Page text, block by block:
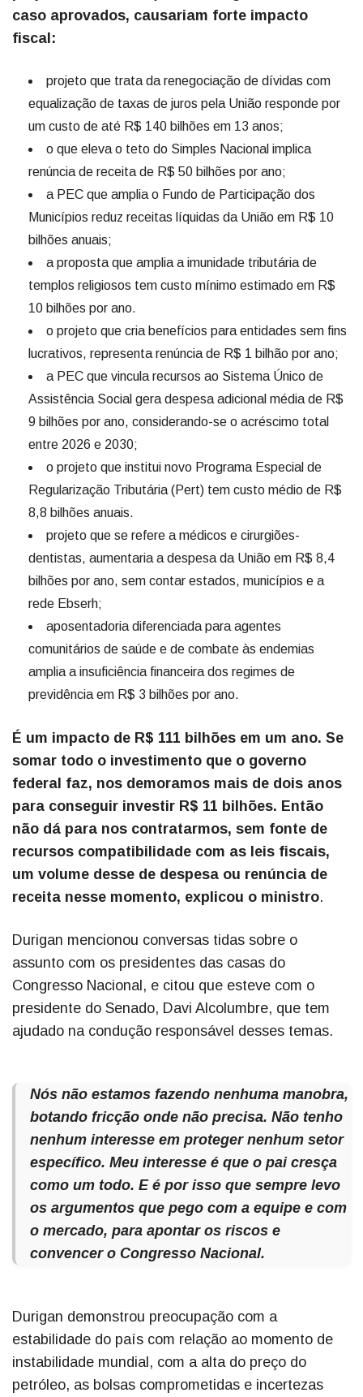
caso aprovados, causariam forte impacto
fiscal:
projeto que trata da renegociação de dívidas com
equalização de taxas de juros pela União responde por
um custo de até R$ 140 bilhões em 13 anos;
o que eleva o teto do Simples Nacional implica
renúncia de receita de R$ 50 bilhões por ano;
a PEC que amplia o Fundo de Participação dos
Municípios reduz receitas líquidas da União em R$ 10
bilhões anuais;
a proposta que amplia a imunidade tributária de
templos religiosos tem custo mínimo estimado em R$
10 bilhões por ano.
o projeto que cria benefícios para entidades sem fins
lucrativos, representa renúncia de R$ 1 bilhão por ano;
a PEC que vincula recursos ao Sistema Único de
Assistência Social gera despesa adicional média de R$
9 bilhões por ano, considerando-se o acréscimo total
entre 2026 e 2030;
o projeto que institui novo Programa Especial de
Regularização Tributária (Pert) tem custo médio de R$
8,8 bilhões anuais.
projeto que se refere a médicos e cirurgiões-
dentistas, aumentaria a despesa da União em R$ 8,4
bilhões por ano, sem contar estados, municípios e a
rede Ebserh;
aposentadoria diferenciada para agentes
comunitários de saúde e de combate às endemias
amplia a insuficiência financeira dos regimes de
previdência em R$ 3 bilhões por ano.
É um impacto de R$ 111 bilhões em um ano. Se
somar todo o investimento que o governo
federal faz, nos demoramos mais de dois anos
para conseguir investir R$ 11 bilhões. Então
não dá para nos contratarmos, sem fonte de
recursos compatibilidade com as leis fiscais,
um volume desse de despesa ou renúncia de
receita nesse momento, explicou o ministro.
Durigan mencionou conversas tidas sobre o
assunto com os presidentes das casas do
Congresso Nacional, e citou que esteve com o
presidente do Senado, Davi Alcolumbre, que tem
ajudado na condução responsável desses temas.
Nós não estamos fazendo nenhuma manobra,
botando fricção onde não precisa. Não tenho
nenhum interesse em proteger nenhum setor
específico. Meu interesse é que o pai cresça
como um todo. E é por isso que sempre levo
os argumentos que pego com a equipe e com
o mercado, para apontar os riscos e
convencer o Congresso Nacional.
Durigan demonstrou preocupação com a
estabilidade do país com relação ao momento de
instabilidade mundial, com a alta do preço do
petróleo, as bolsas comprometidas e incertezas